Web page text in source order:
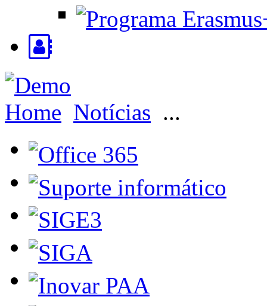
Home Notícias ...